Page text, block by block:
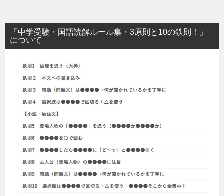
「中学受験・国語読解ルール集・3原則と10の鉄則！」
について